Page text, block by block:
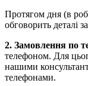
Протягом дня (в
обговорить деталі
2. Замовлення по
телефоном. Для
нашими
телефонами.